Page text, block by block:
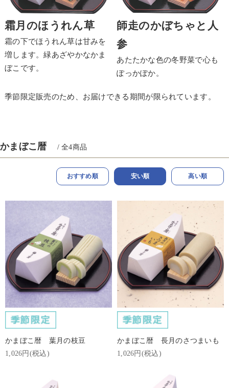
霜月のほうれん草
霜の下でほうれん草は甘みを
増します。緑あざやかなかま
ぼこです。
師走のかぼちゃと人
参
あたたかな色の冬野菜で心も
ぽっかぽか。
季節限定販売のため、お届けできる期間が限られています。
かまぼこ暦 / 全4商品
おすすめ順 安い順 高い順
かまぼこ暦 葉月の枝豆
1,026円(税込)
かまぼこ暦 長月のさつまいも
1,026円(税込)